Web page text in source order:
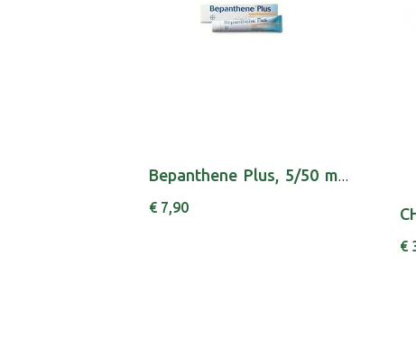
Bepanthene Plus, 5/50 mg/g-30 g x 1 creme bis...
€ 7,90
€